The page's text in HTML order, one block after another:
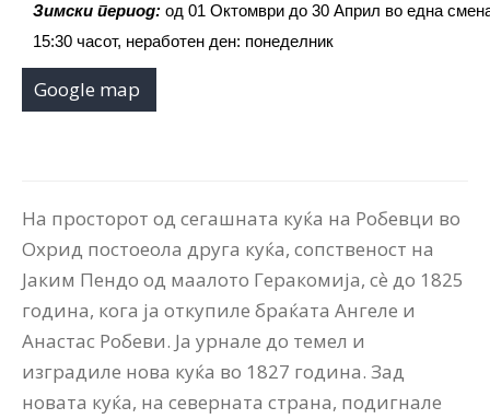
Зимски период: од 01 Октомври до 30 Април во една
15:30 часот, неработен ден: понеделник
Google map
На просторот од сегашната куќа на Робевци во
Охрид постоеола друга куќа, сопственост на
Јаким Пендо од маалото Геракомија, сѐ до 1825
година, кога ја откупиле браќата Ангеле и
Анастас Робеви. Ја урнале до темел и
изградиле нова куќа во 1827 година. Зад
новата куќа, на северната страна, подигнале